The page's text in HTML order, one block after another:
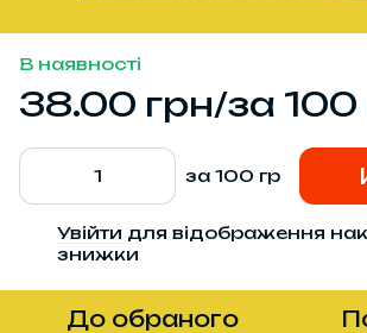
В наявності
38.00 грн/за 100
за 100 гр
Увійти для відображення
знижки
До обраного